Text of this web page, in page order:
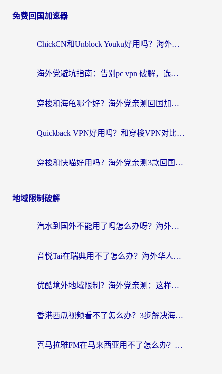
免费回国加速器
ChickCN和Unblock Youku好用吗？海外党亲测3款回国加速器，附iOS免费选择指南
海外党避坑指南：告别pc vpn 破解，选对回国加速器轻松访问国内资源
穿梭和海龟哪个好？海外党亲测回国加速器，附电脑免费VPN推荐
Quickback VPN好用吗？和穿梭VPN对比哪个回国效果更好？海外党必看的真实测评与选择指南
穿梭和快喵好用吗？海外党亲测3款回国加速器，附日本回国VPN避坑指南
地域限制破解
汽水到国外不能用了吗怎么办呀？海外党追剧看片的救星在这里！
音悦Tai在瑞典用不了怎么办？海外华人追剧听歌的实用指南
优酷境外地域限制？海外党亲测：这样看国内剧再也不卡（附3个实用场景解决）
香港西瓜视频看不了怎么办？3步解决海外追剧难题，附靠谱加速器推荐
喜马拉雅FM在马来西亚用不了怎么办？海外华人亲测有效的回国加速指南